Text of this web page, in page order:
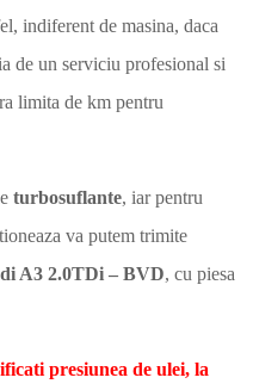
indiferent de masina, daca
de un serviciu profesional si
limita de km pentru
turbosuflante, iar pentru
va putem trimite
A3 2.0TDi – BVD, cu piesa
presiunea de ulei, la